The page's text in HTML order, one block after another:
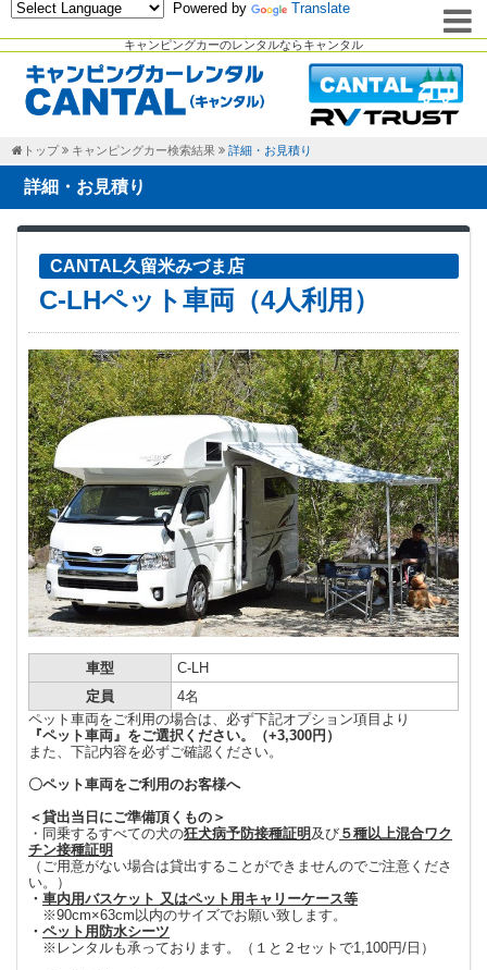
キャンピングカーのレンタルならキャンタル
Powered by Translate
トップ キャンピングカー検索結果 詳細・お見積り
詳細・お見積り
CANTAL久留米みづま店
C-LHペット車両（4人利用）
車型
C-LH
定員
4名
ペット車両をご利用の場合は、必ず下記オプション項目より
『ペット車両』をご選択ください。（+3,300円）
また、下記内容を必ずご確認ください。
〇ペット車両をご利用のお客様へ
＜貸出当日にご準備頂くもの＞
・同乗するすべての犬の狂犬病予防接種証明及び ５種以上混合ワク
チン接種証明
（ご用意がない場合は貸出することができませんのでご注意くださ
い。）
・ 車内用バスケット 又はペット用キャリーケース等
※90cm×63cm以内のサイズでお願い致します。
・ ペット用防水シーツ
※レンタルも承っております。（１と２セットで1,100円/日）